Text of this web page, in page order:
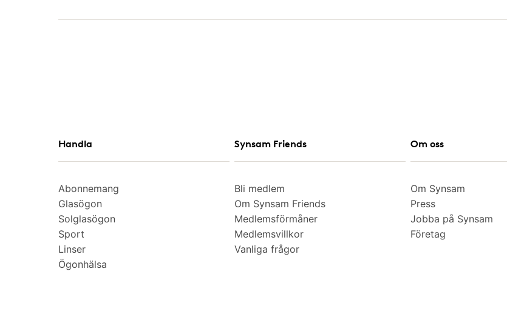
Handla
Abonnemang
Glasögon
Solglasögon
Sport
Linser
Ögonhälsa
Synsam Friends
Bli medlem
Om Synsam Friends
Medlemsförmåner
Medlemsvillkor
Vanliga frågor
Om oss
Om Synsam
Press
Jobba på Synsam
Företag